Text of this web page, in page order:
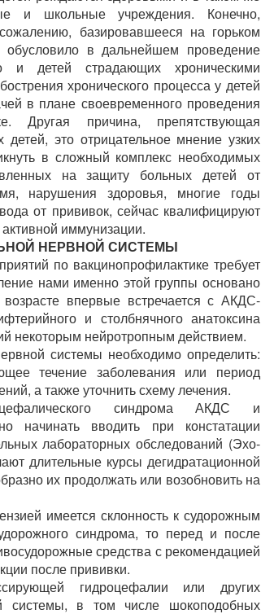
и школьные учреждения. Конечно,
базировавшееся на горьком
в дальнейшем проведение
детей страдающих хроническими
хронического процесса у детей
в плане своевременного проведения
Другая причина, препятствующая
это отрицательное мнение узких
в сложный комплекс необходимых
на защиту больных детей от
нарушения здоровья, многие годы
от прививок, сейчас квалифицируют
иммунизации.
НЕРВНОЙ СИСТЕМЫ
по вакцинопрофилактике требует
нами именно этой группы основано
впервые встречается с АКДС-
и столбнячного анатоксина
некоторым нейротропным действием.
системы необходимо определить:
течение заболевания или период
а также уточнить схему лечения.
синдрома АКДС и
начинать вводить при констатации
лабораторных обследований (Эхо-
длительные курсы дегидратационной
их продолжать или возобновить на
имеется склонность к судорожным
синдрома, то перед и после
средства с рекомендацией
после прививки.
гидроцефалии или других
системы, в том числе шокоподобных